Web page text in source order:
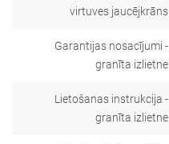
virtuves jaucējkrāns
Garantijas nosacījumi -
granīta izlietne
Lietošanas instrukcija -
granīta izlietne